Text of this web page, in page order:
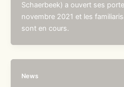
Schaerbeek) a ouvert ses
novembre 2021 et les
sont en cours.
News